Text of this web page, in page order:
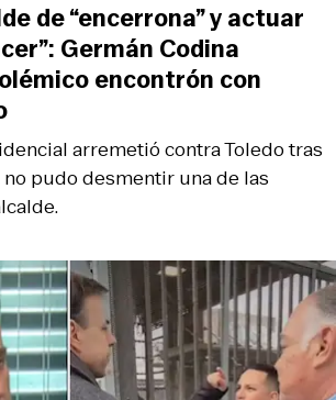
arremetió contra Toledo tras
pudo desmentir una de las
de “encerrona” y actuar
Germán Codina
encontrón con